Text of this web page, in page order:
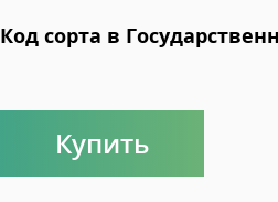
Код сорта в
Купить